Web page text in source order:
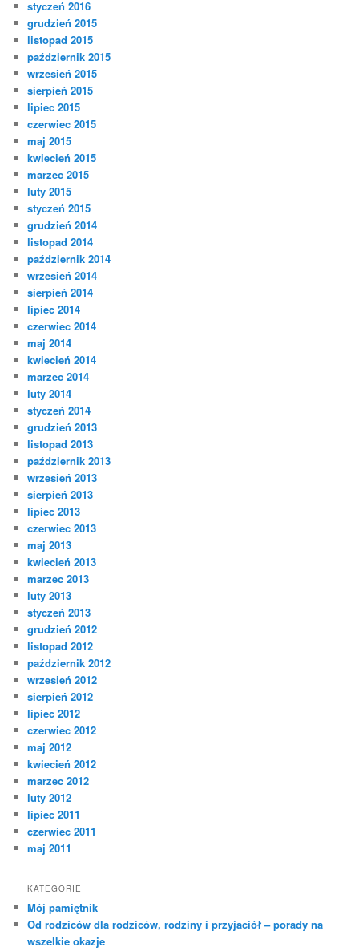
styczeń 2016
grudzień 2015
listopad 2015
październik 2015
wrzesień 2015
sierpień 2015
lipiec 2015
czerwiec 2015
maj 2015
kwiecień 2015
marzec 2015
luty 2015
styczeń 2015
grudzień 2014
listopad 2014
październik 2014
wrzesień 2014
sierpień 2014
lipiec 2014
czerwiec 2014
maj 2014
kwiecień 2014
marzec 2014
luty 2014
styczeń 2014
grudzień 2013
listopad 2013
październik 2013
wrzesień 2013
sierpień 2013
lipiec 2013
czerwiec 2013
maj 2013
kwiecień 2013
marzec 2013
luty 2013
styczeń 2013
grudzień 2012
listopad 2012
październik 2012
wrzesień 2012
sierpień 2012
lipiec 2012
czerwiec 2012
maj 2012
kwiecień 2012
marzec 2012
luty 2012
lipiec 2011
czerwiec 2011
maj 2011
KATEGORIE
Mój pamiętnik
Od rodziców dla rodziców, rodziny i przyjaciół – porady na
wszelkie okazje